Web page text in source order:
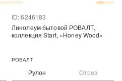
Рулон Отрез
ID: 6246183
Линолеум бытовой РОВАЛТ,
коллекция Start, «Honey Wood»
РОВАЛТ